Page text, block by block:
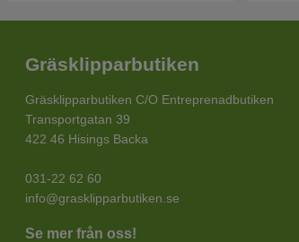
Gräsklipparbutiken
Gräsklipparbutiken C/O Entreprenadbutiken
Transportgatan 39
422 46 Hisings Backa
031-22 62 60
info@grasklipparbutiken.se
Se mer från oss!